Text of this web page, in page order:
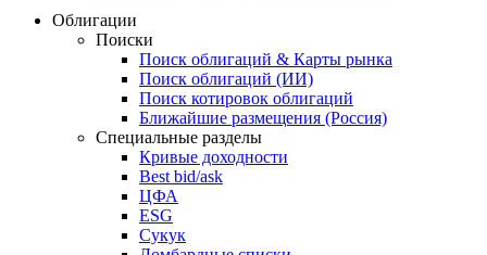
Облигации
Поиски
Поиск облигаций & Карты рынка
Поиск облигаций (ИИ)
Поиск котировок облигаций
Ближайшие размещения (Россия)
Специальные разделы
Кривые доходности
Best bid/ask
ЦФА
ESG
Сукук